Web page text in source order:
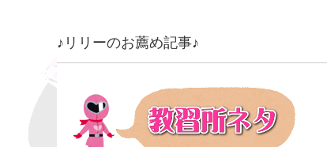
♪リリーのお薦め記事♪